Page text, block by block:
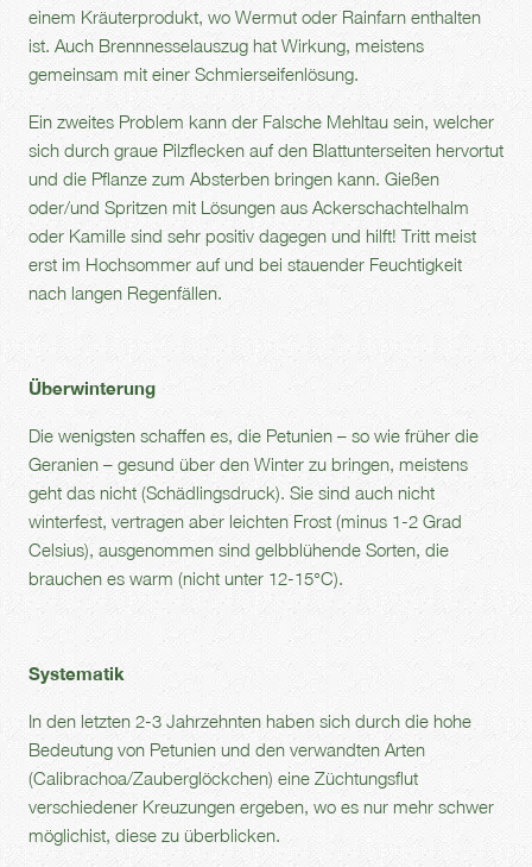
einem Kräuterprodukt, wo Wermut oder Rainfarn enthalten
ist. Auch Brennnesselauszug hat Wirkung, meistens
gemeinsam mit einer Schmierseifenlösung.
Ein zweites Problem kann der Falsche Mehltau sein, welcher
sich durch graue Pilzflecken auf den Blattunterseiten hervortut
und die Pflanze zum Absterben bringen kann. Gießen
oder/und Spritzen mit Lösungen aus Ackerschachtelhalm
oder Kamille sind sehr positiv dagegen und hilft! Tritt meist
erst im Hochsommer auf und bei stauender Feuchtigkeit
nach langen Regenfällen.
Überwinterung
Die wenigsten schaffen es, die Petunien – so wie früher die
Geranien – gesund über den Winter zu bringen, meistens
geht das nicht (Schädlingsdruck). Sie sind auch nicht
winterfest, vertragen aber leichten Frost (minus 1-2 Grad
Celsius), ausgenommen sind gelbblühende Sorten, die
brauchen es warm (nicht unter 12-15°C).
Systematik
In den letzten 2-3 Jahrzehnten haben sich durch die hohe
Bedeutung von Petunien und den verwandten Arten
(Calibrachoa/Zauberglöckchen) eine Züchtungsflut
verschiedener Kreuzungen ergeben, wo es nur mehr schwer
möglichist, diese zu überblicken.